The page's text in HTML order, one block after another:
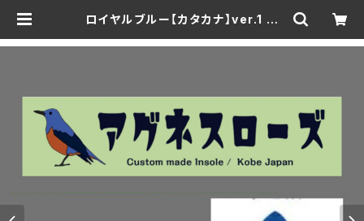
ロイヤルブルー【カタカナ】ver.1 速
ーズ & Jamming Snow オリジナ